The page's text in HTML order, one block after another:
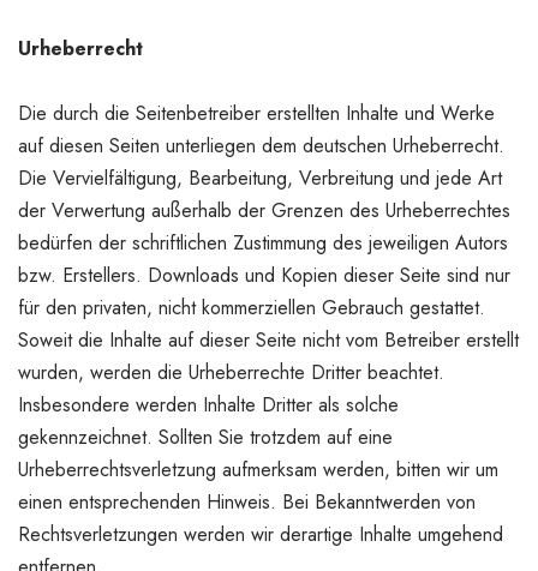
Urheberrecht
Die durch die Seitenbetreiber erstellten Inhalte und Werke
auf diesen Seiten unterliegen dem deutschen Urheberrecht.
Die Vervielfältigung, Bearbeitung, Verbreitung und jede Art
der Verwertung außerhalb der Grenzen des Urheberrechtes
bedürfen der schriftlichen Zustimmung des jeweiligen Autors
bzw. Erstellers. Downloads und Kopien dieser Seite sind nur
für den privaten, nicht kommerziellen Gebrauch gestattet.
Soweit die Inhalte auf dieser Seite nicht vom Betreiber erstellt
wurden, werden die Urheberrechte Dritter beachtet.
Insbesondere werden Inhalte Dritter als solche
gekennzeichnet. Sollten Sie trotzdem auf eine
Urheberrechtsverletzung aufmerksam werden, bitten wir um
einen entsprechenden Hinweis. Bei Bekanntwerden von
Rechtsverletzungen werden wir derartige Inhalte umgehend